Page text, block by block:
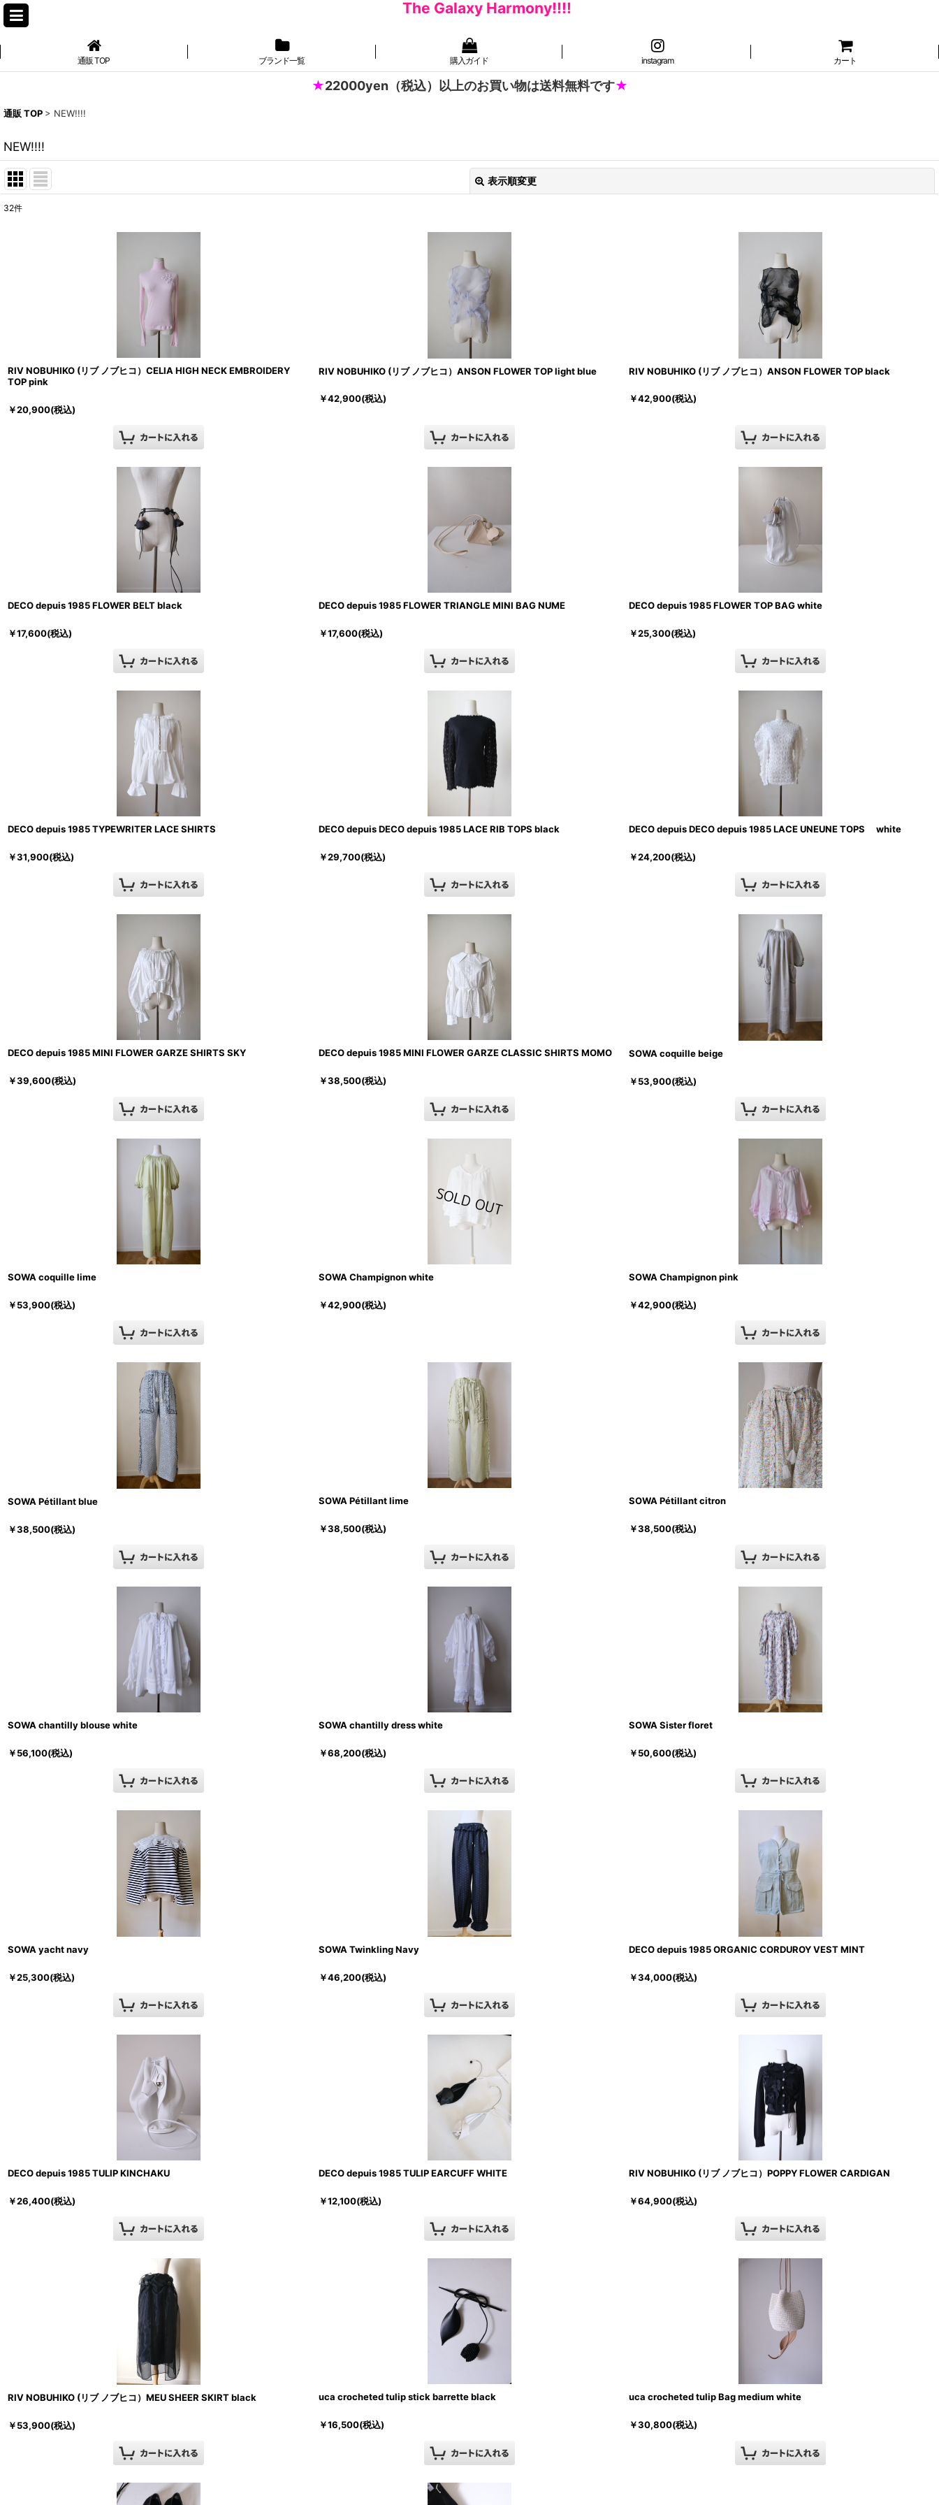
The Galaxy Harmony!!!!
通販 TOP ブランド一覧 購入ガイド instagram カート
22000yen（税込）以上のお買い物は送料無料です
通販 TOP > NEW!!!!
NEW!!!!
表示順変更
絞り込む
32件
RIV NOBUHIKO (リブ ノブヒコ）CELIA HIGH NECK EMBROIDERY
TOP pink
￥20,900(税込)
RIV NOBUHIKO (リブ ノブヒコ）ANSON FLOWER TOP light blue
￥42,900(税込)
RIV NOBUHIKO (リブ ノブヒコ）ANSON FLOWER TOP black
￥42,900(税込)
DECO depuis 1985 FLOWER BELT black
￥17,600(税込)
DECO depuis 1985 FLOWER TRIANGLE MINI BAG NUME
￥17,600(税込)
DECO depuis 1985 FLOWER TOP BAG white
￥25,300(税込)
DECO depuis 1985 TYPEWRITER LACE SHIRTS
￥31,900(税込)
DECO depuis DECO depuis 1985 LACE RIB TOPS black
￥29,700(税込)
DECO depuis DECO depuis 1985 LACE UNEUNE TOPS white
￥24,200(税込)
DECO depuis 1985 MINI FLOWER GARZE SHIRTS SKY
￥39,600(税込)
DECO depuis 1985 MINI FLOWER GARZE CLASSIC SHIRTS MOMO
￥38,500(税込)
SOWA coquille beige
￥53,900(税込)
SOWA coquille lime
￥53,900(税込)
SOWA Champignon white
￥42,900(税込)
SOWA Champignon pink
￥42,900(税込)
SOWA Pétillant blue
￥38,500(税込)
SOWA Pétillant lime
￥38,500(税込)
SOWA Pétillant citron
￥38,500(税込)
SOWA chantilly blouse white
￥56,100(税込)
SOWA chantilly dress white
￥68,200(税込)
SOWA Sister floret
￥50,600(税込)
SOWA yacht navy
￥25,300(税込)
SOWA Twinkling Navy
￥46,200(税込)
DECO depuis 1985 ORGANIC CORDUROY VEST MINT
￥34,000(税込)
DECO depuis 1985 TULIP KINCHAKU
￥26,400(税込)
DECO depuis 1985 TULIP EARCUFF WHITE
￥12,100(税込)
RIV NOBUHIKO (リブ ノブヒコ）POPPY FLOWER CARDIGAN
￥64,900(税込)
RIV NOBUHIKO (リブ ノブヒコ）MEU SHEER SKIRT black
￥53,900(税込)
uca crocheted tulip stick barrette black
￥16,500(税込)
uca crocheted tulip Bag medium white
￥30,800(税込)